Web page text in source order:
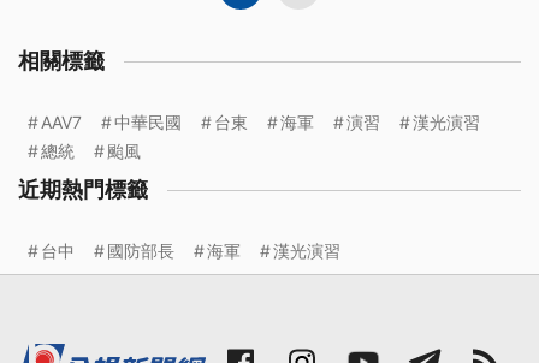
相關標籤
AAV7 中華民國 台東 海軍 演習
漢光演習
總統
颱風
近期熱門標籤
台中 國防部長 海軍 漢光演習